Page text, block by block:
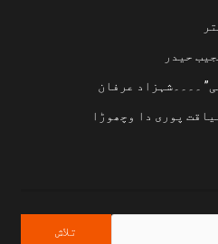
حیدر
۔۔۔۔شہزاد عرفان
پوری دا وچھوڑا